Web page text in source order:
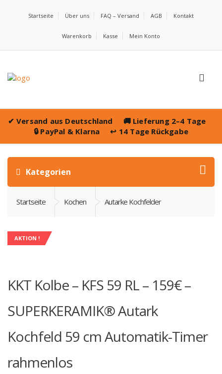
Startseite Über uns FAQ – Versand AGB Kontakt
Warenkorb Kasse Mein Konto
✔ Versand aus Deutschland 🚚 Lieferung 2–4 Tage
🔒 PayPal & Klarna ↩️ 14 Tage Rückgabe
Kategorien
Startseite Kochen Autarke Kochfelder
AKTION !
KKT Kolbe – KFS 59 RL – 159€ –
SUPERKERAMIK® Autark
Kochfeld 59 cm Automatik-Timer
rahmenlos